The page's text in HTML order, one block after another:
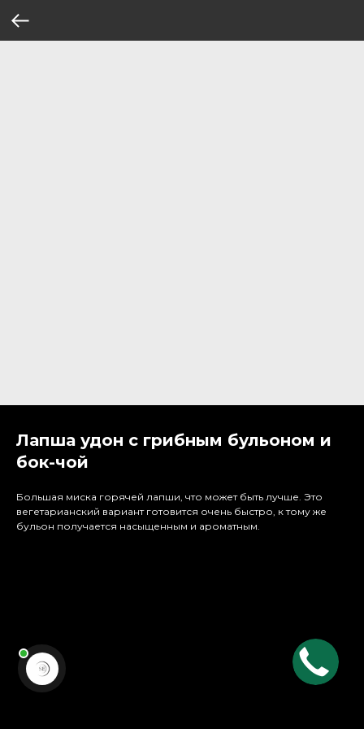
Лапша удон с грибным бульоном и
бок-чой
Большая миска горячей лапши, что может быть лучше. Это
вегетарианский вариант готовится очень быстро, к тому же
бульон получается насыщенным и ароматным.